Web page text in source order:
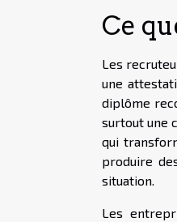
Ce
Les
une
diplôme
surtout une
qui
produire
situation.
Les